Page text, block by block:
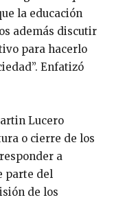
la educación
además discutir
para hacerlo
Enfatizó
Lucero
o cierre de los
a
parte del
de los